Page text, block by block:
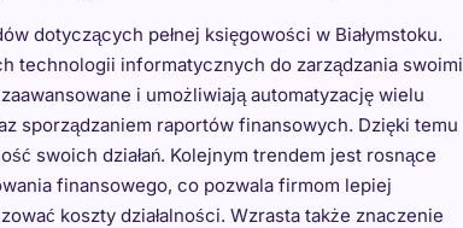
dotyczących pełnej księgowości w Białymstoku.
technologii informatycznych do zarządzania swoimi
i umożliwiają automatyzację wielu
sporządzaniem raportów finansowych. Dzięki temu
swoich działań. Kolejnym trendem jest rosnące
finansowego, co pozwala firmom lepiej
koszty działalności. Wzrasta także znaczenie